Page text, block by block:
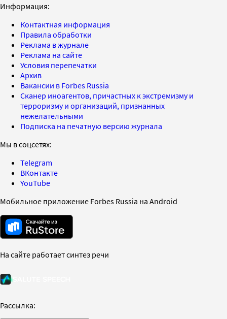
Информация:
Контактная информация
Правила обработки
Реклама в журнале
Реклама на сайте
Условия перепечатки
Архив
Вакансии в Forbes Russia
Сканер иноагентов, причастных к экстремизму и
терроризму и организаций, признанных
нежелательными
Подписка на печатную версию журнала
Мы в соцсетях:
Telegram
ВКонтакте
YouTube
Мобильное приложение Forbes Russia на Android
На сайте работает синтез речи
Рассылка: